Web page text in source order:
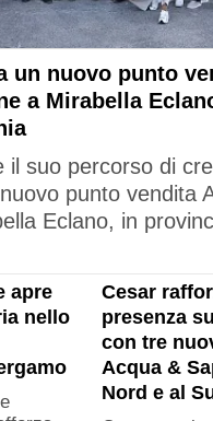
un nuovo punto
a Mirabella
il suo percorso di
punto vendita
Eclano, in
apre
nello
Cesar
presenza
con tre
Acqua &
Nord e al